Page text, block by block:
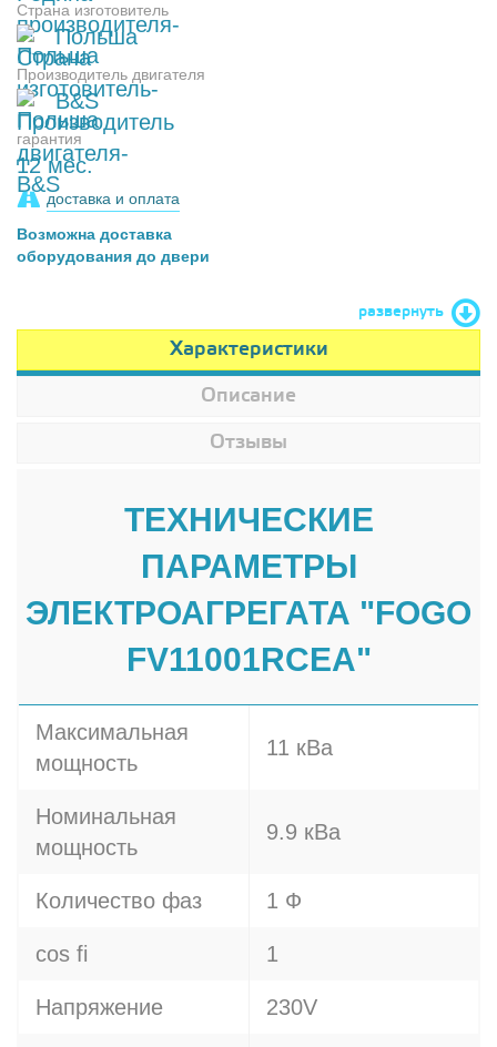
Страна изготовитель
Польша
Производитель двигателя
B&S
гарантия
12 мес.
доставка и оплата
Возможна доставка
оборудования до двери
развернуть
Характеристики
Описание
Отзывы
ТЕХНИЧЕСКИЕ
ПАРАМЕТРЫ
ЭЛЕКТРОАГРЕГАТА "FOGO
FV11001RCEA"
Максимальная
мощность
11 кВа
Номинальная
мощность
9.9 кВа
Количество фаз 1 Ф
cos fi 1
Напряжение 230V